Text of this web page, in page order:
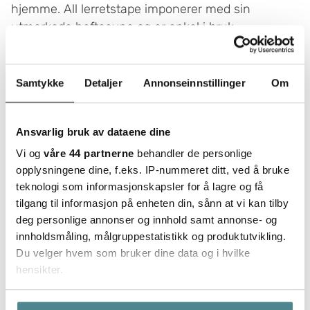
Samtykke Detaljer Annonseinnstillinger Om
Ansvarlig bruk av dataene dine
Vi og våre 44 partnerne behandler de personlige
opplysningene dine, f.eks. IP-nummeret ditt, ved å bruke
teknologi som informasjonskapsler for å lagre og få
tilgang til informasjon på enheten din, sånn at vi kan tilby
deg personlige annonser og innhold samt annonse- og
innholdsmåling, målgruppestatistikk og produktutvikling.
Du velger hvem som bruker dine data og i hvilke
hensikter.
Hvis du gir oss lov, vil vi også gjerne:
hjemme. All lerretstape imponerer med sin
utmerkede hefteevne og er enkel i bruk.
Kjøp Lerretstape